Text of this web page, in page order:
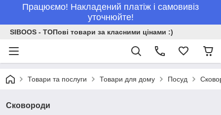
Працюємо! Накладений платіж і самовивіз
уточнюйте!
SIBOOS - ТОПові товари за класними цінами :)
Товари та послуги Товари для дому Посуд
Сковороди